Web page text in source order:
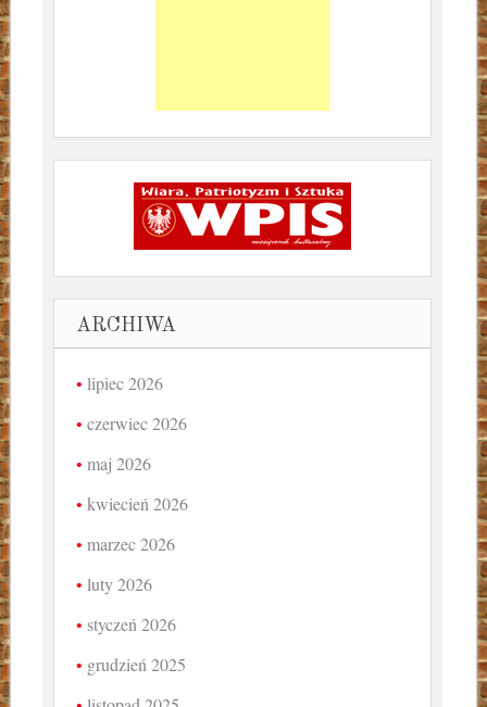
ARCHIWA
lipiec 2026
czerwiec 2026
maj 2026
kwiecień 2026
marzec 2026
luty 2026
styczeń 2026
grudzień 2025